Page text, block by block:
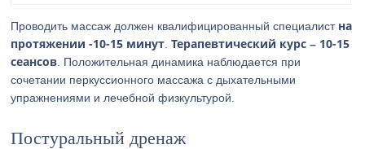
Проводить массаж должен квалифицированный специалист на
протяжении -10-15 минут .Терапевтический курс – 10-15
сеансов . Положительная динамика наблюдается при
сочетании перкуссионного массажа с дыхательными
упражнениями и лечебной физкультурой.
Постуральный дренаж